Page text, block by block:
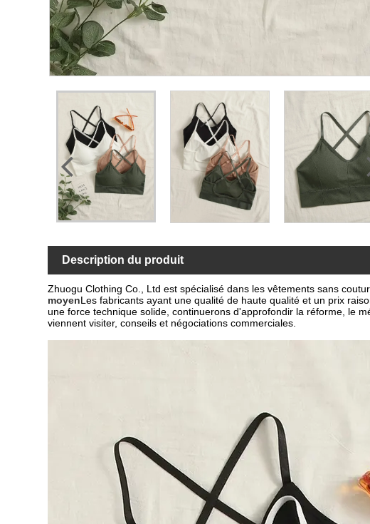
Description du produit
Zhuogu Clothing Co., Ltd est spécialisé dans les vêtements sans
moyenLes fabricants ayant une qualité de haute qualité et un prix
une force technique solide, continuerons d'approfondir la réforme, le
viennent visiter, conseils et négociations commerciales.